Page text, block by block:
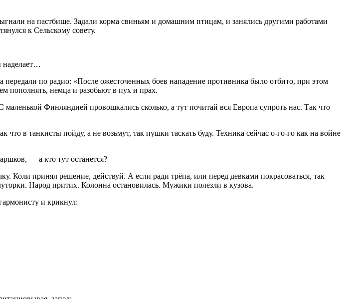
на пастбище. Задали корма свиньям и домашним птицам, и занялись другими работами
к Сельскому совету.
по радио: «После ожесточенных боев нападение противника было отбито, при этом
немца и разобьют в пух и прах.
Финляндией провошкались сколько, а тут почитай вся Европа супроть нас. Так что
в танкисты пойду, а не возьмут, так пушки таскать буду. Техника сейчас о-го-го как на войне
— а кто тут останется?
Коли принял решение, действуй. А если ради трёпа, или перед девками покрасоваться, так
Народ притих. Колонна остановилась. Мужики полезли в кузова.
и крикнул: